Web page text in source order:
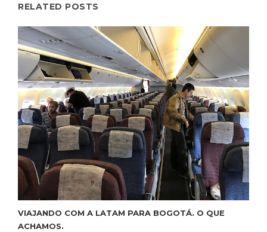
RELATED POSTS
VIAJANDO COM A LATAM PARA BOGOTÁ. O QUE
ACHAMOS.